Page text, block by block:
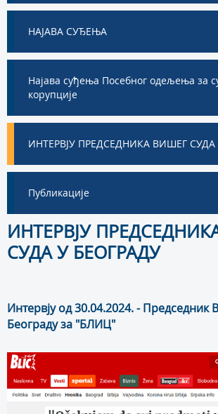
НАЈАВА СУЂЕЊА
Најава суђења Посебног одељења за
корупције
ИНТЕРВЈУ ПРЕДСЕДНИКА ВИШЕГ СУДА
Публикације
ИНТЕРВЈУ
СУДА У БЕОГРАДУ
Интервју од 30.04.2024. - Прeдсeдник
Бeoгрaду за "БЛИЦ"